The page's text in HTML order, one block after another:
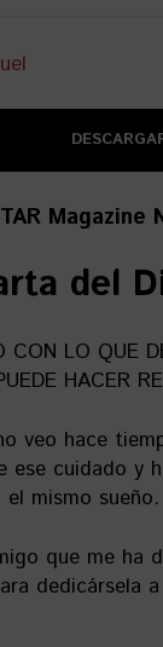
Magazine
del
CON LO QUE
HACER
veo hace
ese cuidado y
mismo sueño.
que me ha
dedicársela